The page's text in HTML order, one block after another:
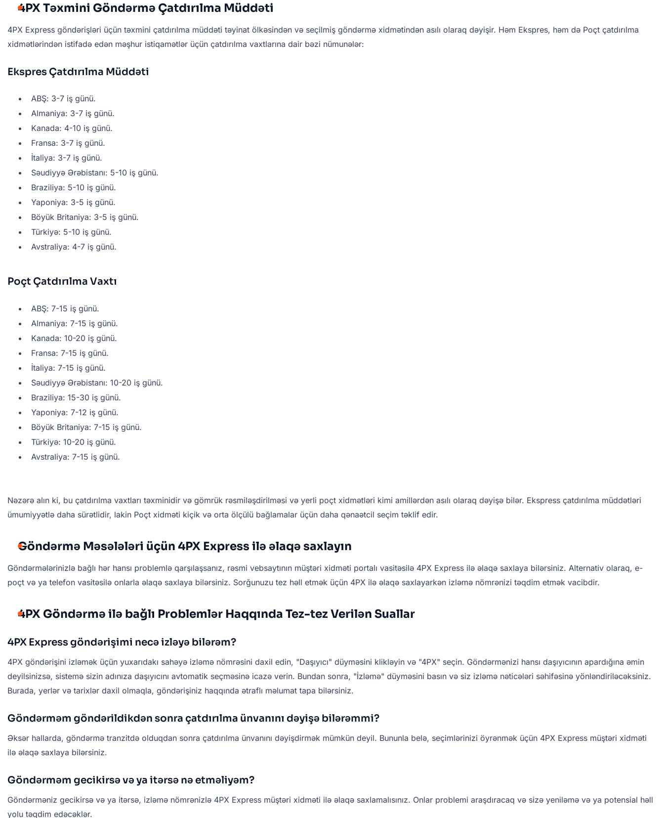
4PX Təxmini Göndərmə Çatdırılma Müddəti
4PX Express göndərişləri üçün təxmini çatdırılma müddəti təyinat ölkəsindən və seçilmiş göndərmə xidmətindən asılı olaraq dəyişir. Həm Ekspres, həm də Poçt çatdırılma
xidmətlərindən istifadə edən məşhur istiqamətlər üçün çatdırılma vaxtlarına dair bəzi nümunələr:
Ekspres Çatdırılma Müddəti
ABŞ: 3-7 iş günü.
Almaniya: 3-7 iş günü.
Kanada: 4-10 iş günü.
Fransa: 3-7 iş günü.
İtaliya: 3-7 iş günü.
Səudiyyə Ərəbistanı: 5-10 iş günü.
Braziliya: 5-10 iş günü.
Yaponiya: 3-5 iş günü.
Böyük Britaniya: 3-5 iş günü.
Türkiyə: 5-10 iş günü.
Avstraliya: 4-7 iş günü.
Poçt Çatdırılma Vaxtı
ABŞ: 7-15 iş günü.
Almaniya: 7-15 iş günü.
Kanada: 10-20 iş günü.
Fransa: 7-15 iş günü.
İtaliya: 7-15 iş günü.
Səudiyyə Ərəbistanı: 10-20 iş günü.
Braziliya: 15-30 iş günü.
Yaponiya: 7-12 iş günü.
Böyük Britaniya: 7-15 iş günü.
Türkiyə: 10-20 iş günü.
Avstraliya: 7-15 iş günü.
Nəzərə alın ki, bu çatdırılma vaxtları təxminidir və gömrük rəsmiləşdirilməsi və yerli poçt xidmətləri kimi amillərdən asılı olaraq dəyişə bilər. Ekspress çatdırılma müddətləri
ümumiyyətlə daha sürətlidir, lakin Poçt xidməti kiçik və orta ölçülü bağlamalar üçün daha qənaətcil seçim təklif edir.
Göndərmə Məsələləri üçün 4PX Express ilə əlaqə saxlayın
Göndərmələrinizlə bağlı hər hansı problemlə qarşılaşsanız, rəsmi vebsaytının müştəri xidməti portalı vasitəsilə 4PX Express ilə əlaqə saxlaya bilərsiniz. Alternativ olaraq, e-
poçt və ya telefon vasitəsilə onlarla əlaqə saxlaya bilərsiniz. Sorğunuzu tez həll etmək üçün 4PX ilə əlaqə saxlayarkən izləmə nömrənizi təqdim etmək vacibdir.
4PX Göndərmə ilə bağlı Problemlər Haqqında Tez-tez Verilən Suallar
4PX Express göndərişimi necə izləyə bilərəm?
4PX göndərişini izləmək üçün yuxarıdakı sahəyə izləmə nömrəsini daxil edin, "Daşıyıcı" düyməsini klikləyin və "4PX" seçin. Göndərmənizi hansı daşıyıcının apardığına əmin
deyilsinizsə, sistemə sizin adınıza daşıyıcını avtomatik seçməsinə icazə verin. Bundan sonra, "İzləmə" düyməsini basın və siz izləmə nəticələri səhifəsinə yönləndiriləcəksiniz.
Burada, yerlər və tarixlər daxil olmaqla, göndərişiniz haqqında ətraflı məlumat tapa bilərsiniz.
Göndərməm göndərildikdən sonra çatdırılma ünvanını dəyişə bilərəmmi?
Əksər hallarda, göndərmə tranzitdə olduqdan sonra çatdırılma ünvanını dəyişdirmək mümkün deyil. Bununla belə, seçimlərinizi öyrənmək üçün 4PX Express müştəri xidməti
ilə əlaqə saxlaya bilərsiniz.
Göndərməm gecikirsə və ya itərsə nə etməliyəm?
Göndərməniz gecikirsə və ya itərsə, izləmə nömrənizlə 4PX Express müştəri xidməti ilə əlaqə saxlamalısınız. Onlar problemi araşdıracaq və sizə yeniləmə və ya potensial həll
yolu təqdim edəcəklər.